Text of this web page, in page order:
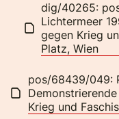
dig/40265:
Lichtermeer
gegen Krieg
Platz, Wien
pos/68439/049:
Krieg und